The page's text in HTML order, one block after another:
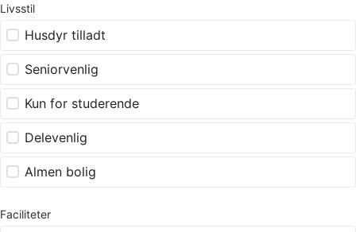
Livsstil
Husdyr tilladt
Seniorvenlig
Kun for studerende
Delevenlig
Almen bolig
Faciliteter